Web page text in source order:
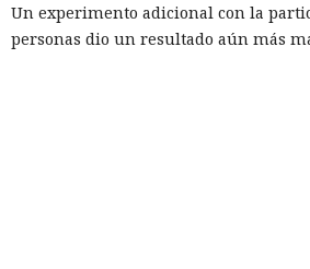
Un experimento adicional con la
personas dio un resultado aún más